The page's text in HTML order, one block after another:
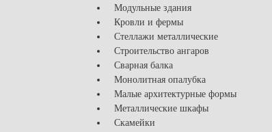
Модульные здания
Кровли и фермы
Стеллажи металлические
Строительство ангаров
Сварная балка
Монолитная опалубка
Малые архитектурные формы
Металлические шкафы
Скамейки